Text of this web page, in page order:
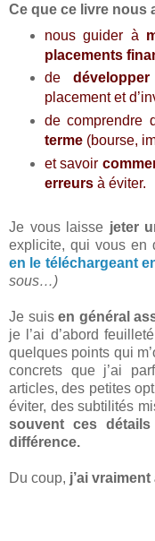
Ce que ce livre nous
nous guider à
placements
de
placement et
de comprendre
terme(bourse,
et savoir
erreursà éviter.
Je vous laisse jeter
explicite, qui vous en
en le téléchargeant
sous…)
Je suis en général
je l’ai d’abord
quelques points qui
concrets que j’ai
articles, des petites
éviter, des subtilités
souvent ces
différence.
Du coup, j’ai